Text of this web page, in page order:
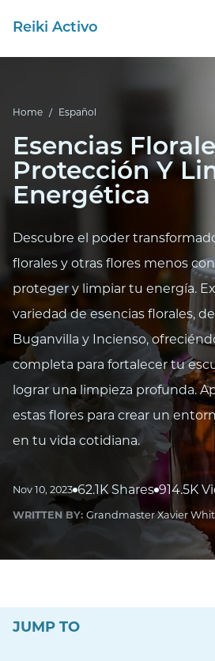
Reiki Activo
Home / Español
Esencias
Protección Y
Energética
Descubre el poder
florales y otras flores menos
proteger y limpiar tu energía.
variedad de esencias florales,
Buganvilla y Incienso,
completa para fortalecer tu
lograr una limpieza profunda.
estas flores para crear un
en tu vida cotidiana.
Nov 10, 2023 62.1K Shares 914.5K
WRITTEN BY: Grandmaster Xavier
JUMP TO